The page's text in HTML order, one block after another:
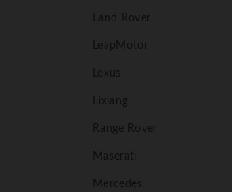
Land Rover
LeapMotor
Lexus
Lixiang
Range Rover
Maserati
Mercedes